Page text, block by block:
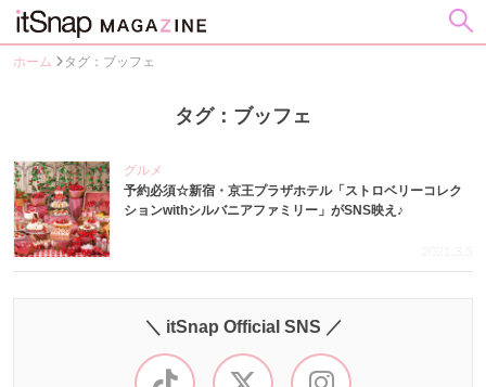
ホーム タグ：ブッフェ
タグ：ブッフェ
グルメ
予約必須☆新宿・京王プラザホテル「ストロベリーコレク
ションwithシルバニアファミリー」がSNS映え♪
2021.3.5
＼ itSnap Official SNS ／